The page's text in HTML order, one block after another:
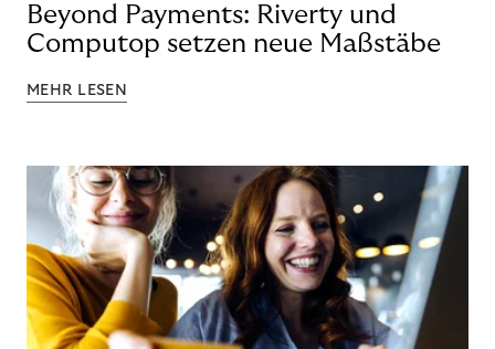
Beyond Payments: Riverty und
Computop setzen neue Maßstäbe
MEHR LESEN